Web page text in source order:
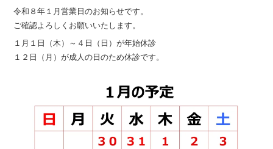
令和８年１月営業日のお知らせです。
ご確認よろしくお願いいたします。
１月１日（木）～４日（日）が年始休診
１２日（月）が成人の日のため休診です。